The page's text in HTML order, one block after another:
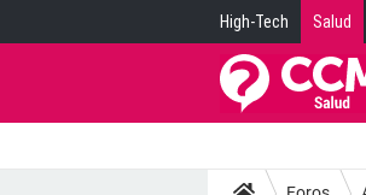
High-Tech Salud